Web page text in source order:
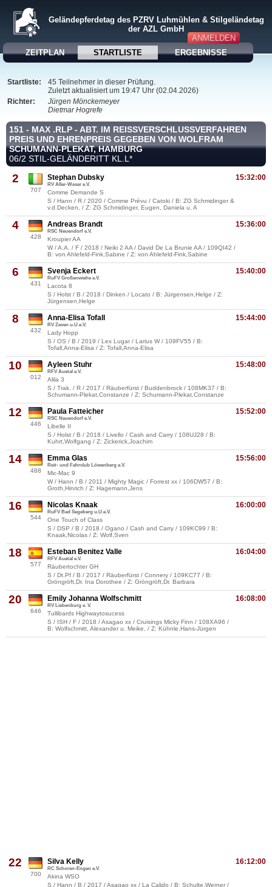
ANMELDEN
Geländepferdetag des PZRV Luhmühlen & Stilgeländetag
der AZL GmbH
ZEITPLAN STARTLISTE ERGEBNISSE
Startliste:
45 Teilnehmer in dieser Prüfung.
Zuletzt aktualisiert um 19:47 Uhr (02.04.2026)
Richter:
Jürgen Mönckemeyer
Dietmar Hogrefe
151 - MAX .RLP - ABT. IM REISSVERSCHLUSSVERFAHREN
PREIS UND EHRENPREIS GEGEBEN VON WOLFRAM
SCHUMANN-PLEKAT, HAMBURG
06/2 STIL-GELÄNDERITT KL.L*
2
707
15:32:00
Stephan Dubsky
RV Aller-Weser e.V.
Comme Demande S
S / Hann / R / 2020 / Comme Prévu / Catoki / B: ZG Schmidinger &
v.d.Decken, / Z: ZG Schmidinger, Eugen, Daniela u. A
4
428
15:36:00
Andreas Brandt
RSC Neuendorf e.V.
Kroupier AA
W / A.A. / F / 2018 / Neiki 2 AA / David De La Brunie AA / 109QI42 /
B: von Ahlefeld-Fink,Sabine / Z: von Ahlefeld-Fink,Sabine
6
431
15:40:00
Svenja Eckert
RuFV Großenwiehe e.V.
Lacota 8
S / Holst / B / 2018 / Dinken / Locato / B: Jürgensen,Helge / Z:
Jürgensen,Helge
8
432
15:44:00
Anna-Elisa Tofall
RV Zeven u.U.e.V.
Lady Hopp
S / OS / B / 2019 / Lex Lugar / Larius W / 109FV55 / B:
Tofall,Anna-Elisa / Z: Tofall,Anna-Elisa
10
012
15:48:00
Ayleen Stuhr
RFV Auetal e.V.
Alila 3
S / Trak. / R / 2017 / Räuberfürst / Buddenbrock / 108MK37 / B:
Schumann-Plekat,Constanze / Z: Schumann-Plekat,Constanze
12
446
15:52:00
Paula Fatteicher
RSC Neuendorf e.V.
Libelle II
S / Holst / B / 2018 / Livello / Cash and Carry / 108UJ28 / B:
Kuhrt,Wolfgang / Z: Zickerick,Joachim
14
488
15:56:00
Emma Glas
Reit- und Fahrclub Löwenberg e.V.
Mic-Mac 9
W / Hann / B / 2011 / Mighty Magic / Forrest xx / 106DW57 / B:
Groth,Hinrich / Z: Hagemann,Jens
16
544
16:00:00
Nicolas Knaak
RuFV Bad Segeberg u.U.e.V.
One Touch of Class
S / DSP / B / 2018 / Ogano / Cash and Carry / 109KC99 / B:
Knaak,Nicolas / Z: Wolf,Sven
18
577
16:04:00
Esteban Benitez Valle
RFV Auetal e.V.
Räubertochter GH
S / Dt.Pf / B / 2017 / Räuberfürst / Connery / 109KC77 / B:
Gröngröft,Dr. Ina Dorothee / Z: Gröngröft,Dr. Barbara
20
646
16:08:00
Emily Johanna Wolfschmitt
RV Liebenburg e. V.
Tullibards Highwaytosucess
S / ISH / F / 2018 / Asagao xx / Cruisings Micky Finn / 108XA96 /
B: Wolfschmitt, Alexander u. Meike, / Z: Kühnle,Hans-Jürgen
22
700
16:12:00
Silva Kelly
RC Schoren-Engen e.V.
Akina WSO
S / Hann / B / 2017 / Asagao xx / La Calido / B: Schulte,Werner /